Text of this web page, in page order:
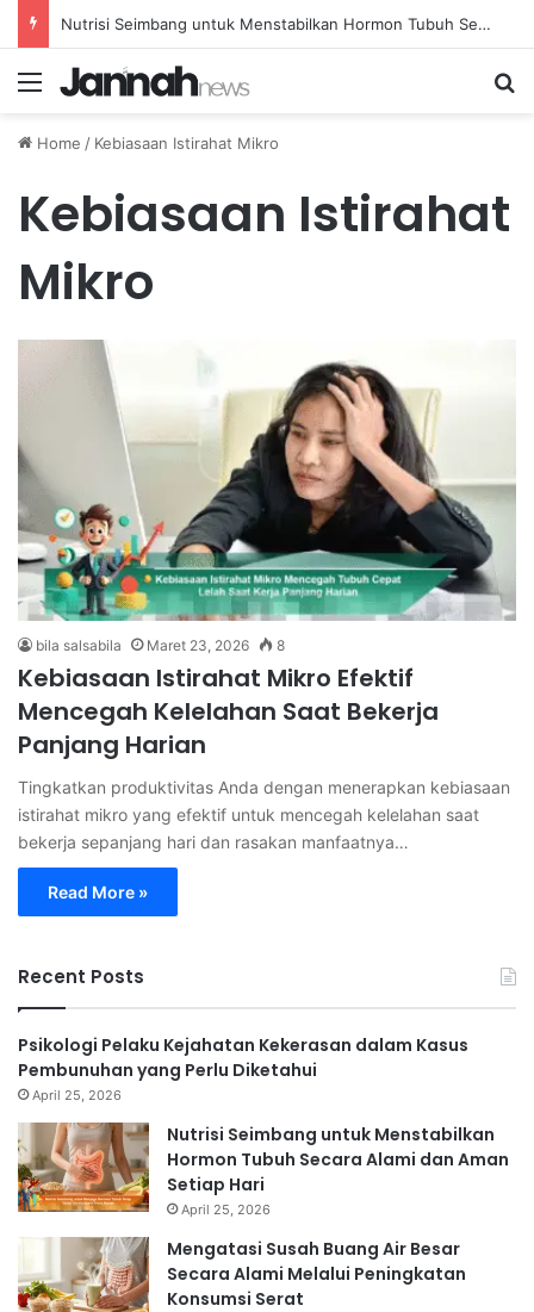
Nutrisi Seimbang untuk Menstabilkan Hormon Tubuh Secara Alami dan Aman Setiap Hari
Menu
Home / Kebiasaan Istirahat Mikro
Kebiasaan Istirahat
Mikro
bila salsabila Maret 23, 2026 8
Kebiasaan Istirahat Mikro Efektif
Mencegah Kelelahan Saat Bekerja
Panjang Harian
Tingkatkan produktivitas Anda dengan menerapkan kebiasaan
istirahat mikro yang efektif untuk mencegah kelelahan saat
bekerja sepanjang hari dan rasakan manfaatnya…
Read More »
Recent Posts
Psikologi Pelaku Kejahatan Kekerasan dalam Kasus
Pembunuhan yang Perlu Diketahui
April 25, 2026
Nutrisi Seimbang untuk Menstabilkan
Hormon Tubuh Secara Alami dan Aman
Setiap Hari
April 25, 2026
Mengatasi Susah Buang Air Besar
Secara Alami Melalui Peningkatan
Konsumsi Serat